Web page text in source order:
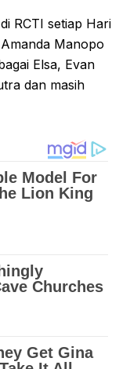
RCTI setiap Hari
Manopo
Elsa, Evan
dan masih